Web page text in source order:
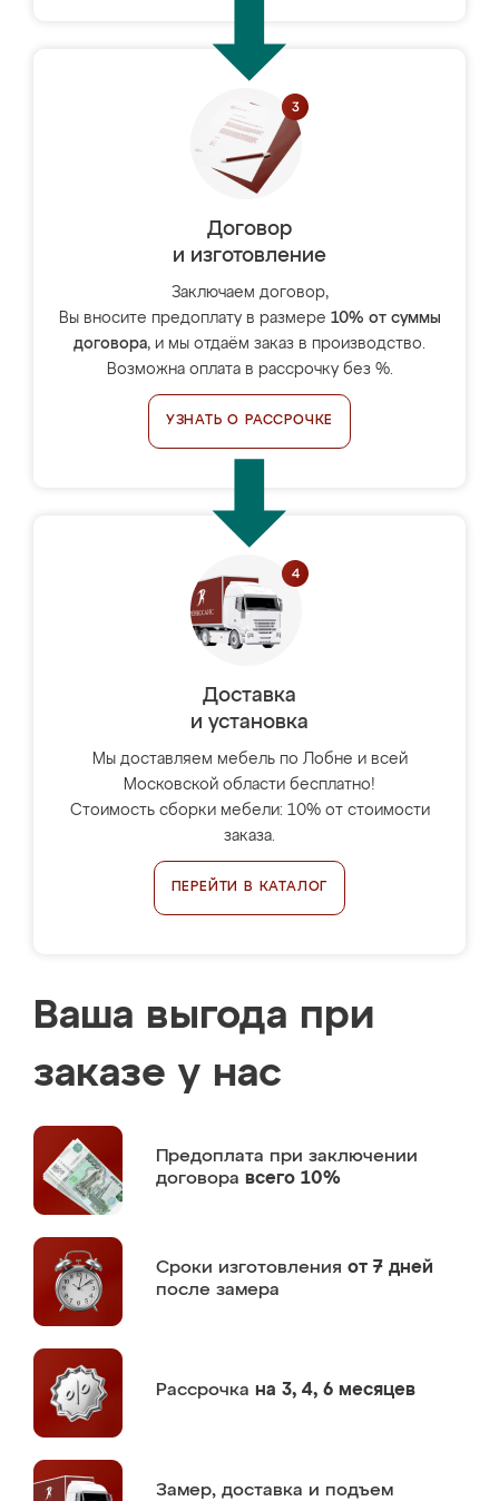
Договор
и изготовление
Заключаем договор,
Вы вносите предоплату в размере 10% от суммы
договора, и мы отдаём заказ в производство.
Возможна оплата в рассрочку без %.
УЗНАТЬ О РАССРОЧКЕ
Доставка
и установка
Мы доставляем мебель по Лобне и всей
Московской области бесплатно!
Стоимость сборки мебели: 10% от стоимости
заказа.
ПЕРЕЙТИ В КАТАЛОГ
Ваша выгода при
заказе у нас
Предоплата при заключении
договора всего 10%
Сроки изготовления от 7 дней
после замера
Рассрочка на 3, 4, 6 месяцев
Замер, доставка и подъем